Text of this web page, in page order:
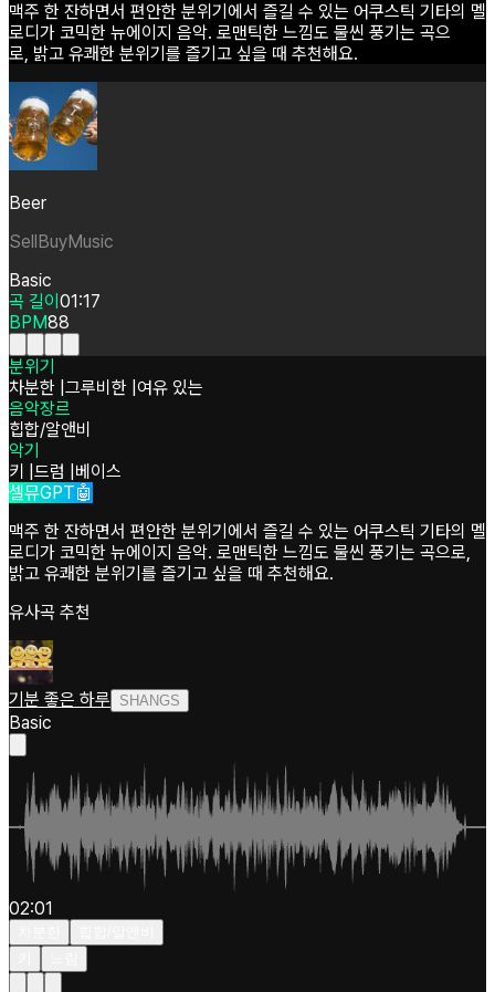
맥주 한 잔하면서 편안한 분위기에서 즐길 수 있는 어쿠스틱 기타의 멜
로디가 코믹한 뉴에이지 음악. 로맨틱한 느낌도 물씬 풍기는 곡으
로, 밝고 유쾌한 분위기를 즐기고 싶을 때 추천해요.
Beer
SellBuyMusic
Basic
곡 길이 01:17
BPM88
분위기
차분한 그루비한 여유 있는
음악장르
힙합/알앤비
악기
키 드럼
베이스
셀뮤GPT🤖
맥주 한 잔하면서 편안한 분위기에서 즐길 수 있는 어쿠스틱 기타의 멜
로디가 코믹한 뉴에이지 음악. 로맨틱한 느낌도 물씬 풍기는 곡으로,
밝고 유쾌한 분위기를 즐기고 싶을 때 추천해요.
유사곡 추천
기분 좋은 하루 SHANGS
Basic
02:01